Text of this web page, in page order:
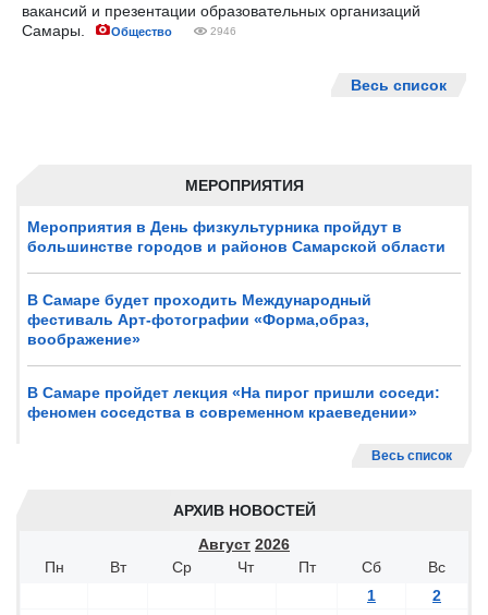
МЕРОПРИЯТИЯ
Мероприятия в День физкультурника пройдут в
большинстве городов и районов Самарской области
В Самаре будет проходить Международный
фестиваль Арт-фотографии «Форма,образ,
воображение»
В Самаре пройдет лекция «На пирог пришли соседи:
феномен соседства в современном краеведении»
Весь список
АРХИВ НОВОСТЕЙ
Август 2026
Пн
Вт Ср Чт Пт Сб
Вс
1
2
вакансий и презентации образовательных организаций
Самары.
Общество 2946
Весь список